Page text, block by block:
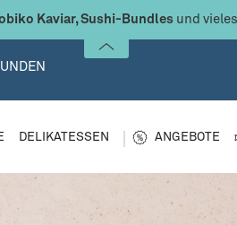
Kaviar, Sushi-Bundles und
DELIKATESSEN ANGEBOTE